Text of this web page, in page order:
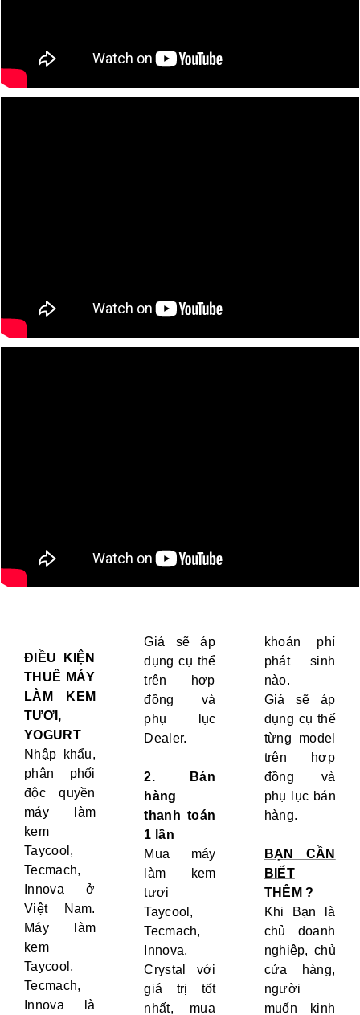
ĐIỀU KIỆN
THUÊ MÁY
LÀM KEM
TƯƠI,
YOGURT
Nhập khẩu,
phân phối
độc quyền
máy làm
kem
Taycool,
Tecmach,
Innova ở
Việt Nam.
Máy làm
kem
Taycool,
Tecmach,
Innova là
Giá sẽ áp
dụng cụ thể
trên hợp
đồng và
phụ lục
Dealer.
2. Bán
hàng
thanh toán
1 lần
Mua máy
làm kem
tươi
Taycool,
Tecmach,
Innova,
Crystal với
giá trị tốt
nhất, mua
khoản phí
phát sinh
nào.
Giá sẽ áp
dụng cụ thể
từng model
trên hợp
đồng và
phụ lục bán
hàng.
BẠN CẦN
BIẾT
THÊM ?
Khi Bạn là
chủ doanh
nghiệp, chủ
cửa hàng,
người
muốn kinh